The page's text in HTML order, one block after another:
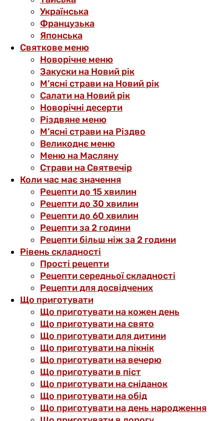
Українська
Французька
Японська
Святкове меню
Новорічне меню
Закуски на Новий рік
М’ясні страви на Новий рік
Салати на Новий рік
Новорічні десерти
Різдвяне меню
М’ясні страви на Різдво
Великоднє меню
Меню на Масляну
Страви на Святвечір
Коли час має значення
Рецепти до 15 хвилин
Рецепти до 30 хвилин
Рецепти до 60 хвилин
Рецепти за 2 години
Рецепти більш ніж за 2 години
Рівень складності
Прості рецепти
Рецепти середньої складності
Рецепти для досвідчених
Що приготувати
Що приготувати на кожен день
Що приготувати на свято
Що приготувати для дитини
Що приготувати на пікнік
Що приготувати на вечерю
Що приготувати в піст
Що приготувати на сніданок
Що приготувати на обід
Що приготувати на день народження